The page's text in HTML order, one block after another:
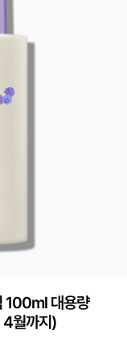
100ml 대용량
4월까지)